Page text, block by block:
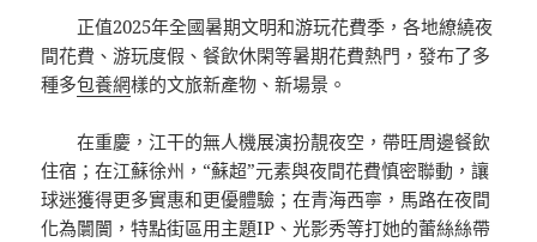
正值2025年全國暑期文明和游玩花費季，各地繚繞夜
間花費、游玩度假、餐飲休閑等暑期花費熱門，發布了多
種多包養網樣的文旅新產物、新場景。
在重慶，江干的無人機展演扮靚夜空，帶旺周邊餐飲
住宿；在江蘇徐州，“蘇超”元素與夜間花費慎密聯動，讓
球迷獲得更多實惠和更優體驗；在青海西寧，馬路在夜間
化為闤闠，特點街區用主題IP、光影秀等打她的蕾絲絲帶